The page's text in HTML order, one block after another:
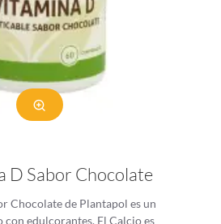
D Sabor Chocolate
Plantapol es un
edulcorantes. El Calcio es